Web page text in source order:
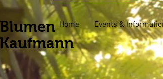
Blumen
Kaufmann
Home Events &